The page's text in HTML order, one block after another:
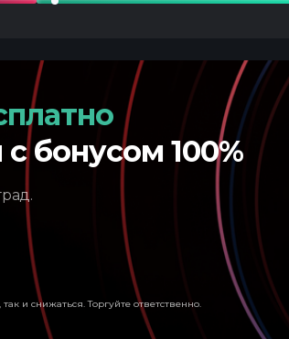
бонусом 100%
и снижаться. Торгуйте ответственно.